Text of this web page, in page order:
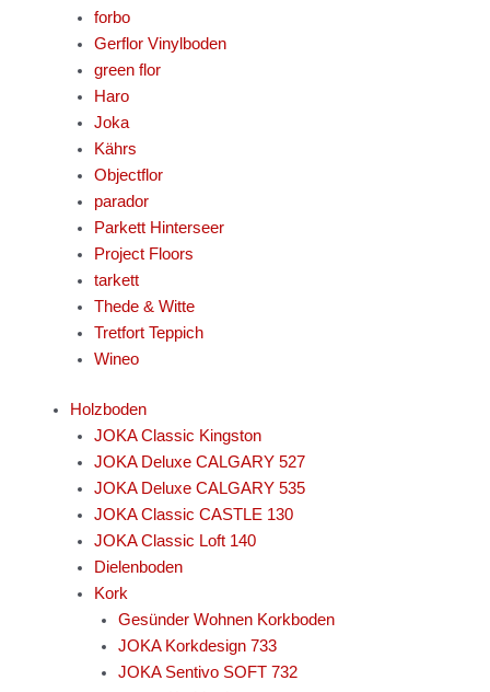
forbo
Gerflor Vinylboden
green flor
Haro
Joka
Kährs
Objectflor
parador
Parkett Hinterseer
Project Floors
tarkett
Thede & Witte
Tretfort Teppich
Wineo
Holzboden
JOKA Classic Kingston
JOKA Deluxe CALGARY 527
JOKA Deluxe CALGARY 535
JOKA Classic CASTLE 130
JOKA Classic Loft 140
Dielenboden
Kork
Gesünder Wohnen Korkboden
JOKA Korkdesign 733
JOKA Sentivo SOFT 732